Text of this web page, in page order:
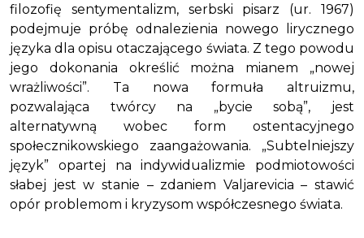
filozofię sentymentalizm, serbski pisarz (ur. 1967)
podejmuje próbę odnalezienia nowego lirycznego
języka dla opisu otaczającego świata. Z tego powodu
jego dokonania określić można mianem „nowej
wrażliwości”. Ta nowa formuła altruizmu,
pozwalająca twórcy na „bycie sobą”, jest
alternatywną wobec form ostentacyjnego
społecznikowskiego zaangażowania. „Subtelniejszy
język” opartej na indywidualizmie podmiotowości
słabej jest w stanie – zdaniem Valjarevicia – stawić
opór problemom i kryzysom współczesnego świata.